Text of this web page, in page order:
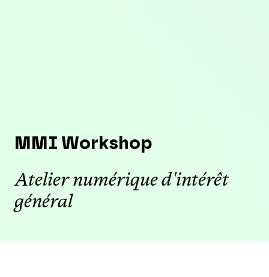
MMI Workshop
Atelier numérique d'intérêt
général